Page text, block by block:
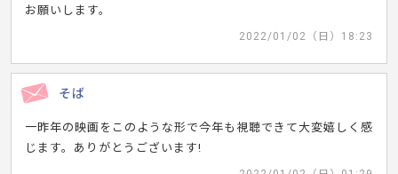
お願いします。
2022/01/02（日）18:23
そば
一昨年の映画をこのような形で今年も視聴できて大変嬉しく感
じます。ありがとうございます!